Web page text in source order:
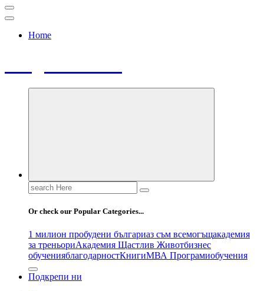
Home
Search
for:
Or check our Popular Categories...
1 милион пробудени българиаз съм всемогъщакадемия
за треньориАкадемия Щастлив Животбизнес
обученияблагодарностКнигиМВА Програмиобучения
Подкрепи ни